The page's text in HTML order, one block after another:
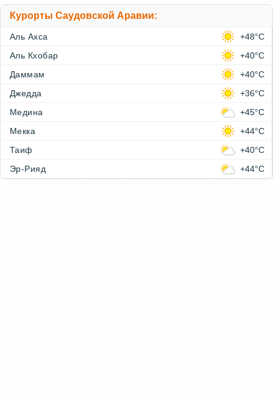
Курорты Саудовской Аравии:
Аль Ахса
+48°C
Аль Кхобар
+40°C
Даммам
+40°C
Джедда
+36°C
Медина
+45°C
Мекка
+44°C
Таиф
+40°C
Эр-Рияд
+44°C